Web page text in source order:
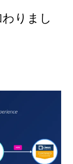
りまし